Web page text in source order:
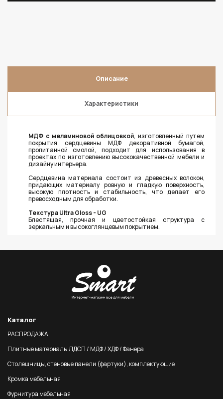
Описание
Характеристики
МДФ с меламиновой облицовкой, изготовленный путем
покрытия сердцевины МДФ декоративной бумагой,
пропитанной смолой, подходит для использования в
проектах по изготовлению высококачественной мебели и
дизайну интерьера.
Сердцевина материала состоит из древесных волокон,
придающих материалу ровную и гладкую поверхность,
высокую плотность и стабильность, что делает его
превосходным для обработки.
Текстура Ultra Gloss - UG
Блестящая, прочная и цветостойкая структура с
зеркальным и высокоглянцевым покрытием.
Каталог
РАСПРОДАЖА
Плитные материалы ЛДСП / МДФ / ХДФ / Фанера
Столешницы, стеновые панели (фартуки), комплектующие
Кромка мебельная
Фурнитура мебельная